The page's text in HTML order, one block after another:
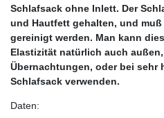
Schlafsack ohne Inlett. Der
und Hautfett gehalten, und
gereinigt werden. Man kann
Elastizität natürlich auch
Übernachtungen, oder bei sehr
Schlafsack verwenden.
Daten: